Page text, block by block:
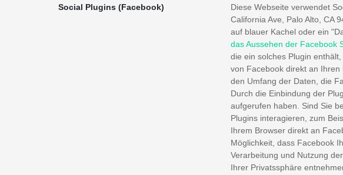
Social Plugins (Facebook)
Diese Webseite verwendet
California Ave, Palo Alto, CA
auf blauer Kachel oder ein
das Aussehen der Facebook
die ein solches Plugin
von Facebook direkt an
den Umfang der Daten, die
Durch die Einbindung der
aufgerufen haben. Sind Sie
Plugins interagieren, zum
Ihrem Browser direkt an
Möglichkeit, dass Facebook
Verarbeitung und Nutzung
Ihrer Privatssphäre